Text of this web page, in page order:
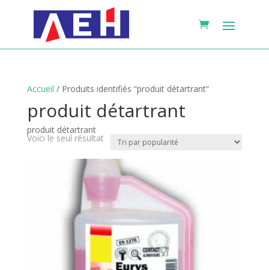
Accueil / Produits identifiés “produit détartrant”
produit détartrant
produit détartrant
Voici le seul résultat